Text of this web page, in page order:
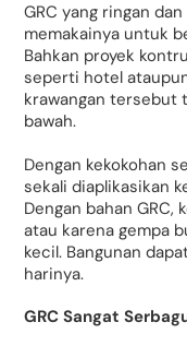
GRC yang ringan
memakainya untuk
Bahkan proyek
seperti hotel
krawangan tersebut
bawah.
Dengan kekokohan
sekali diaplikasikan
Dengan bahan
atau karena gempa
kecil. Bangunan
harinya.
GRC Sangat